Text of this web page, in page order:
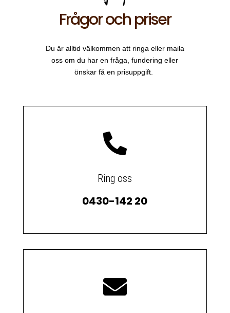
Frågor och priser
Du är alltid välkommen att ringa eller maila
oss om du har en fråga, fundering eller
önskar få en prisuppgift.

Ring oss
0430-142 20
